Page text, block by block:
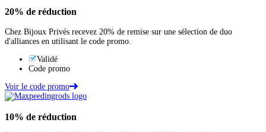
20% de réduction
Chez Bijoux Privés recevez 20% de remise sur une sélection de duo
d'alliances en utilisant le code promo.
Validé
Code promo
Voir le code promo
10% de réduction